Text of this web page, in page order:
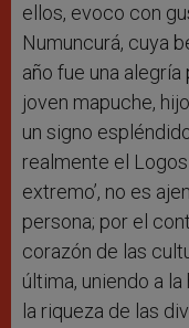
ellos, evoco con
Numuncurá, cuya
año fue una
joven mapuche,
un signo
realmente el Logos
extremo’, no es
persona; por el
corazón de las
última, uniendo a
la riqueza de las